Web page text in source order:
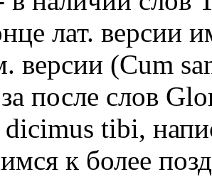
лат. версии
версии (Cum
после слов
tibi,
к более